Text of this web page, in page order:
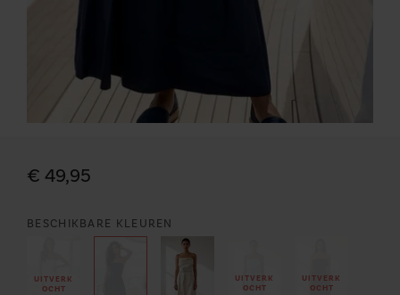
€ 49,95
BESCHIKBARE KLEUREN
UITVERK
OCHT
UITVERK
OCHT
UITVERK
OCHT